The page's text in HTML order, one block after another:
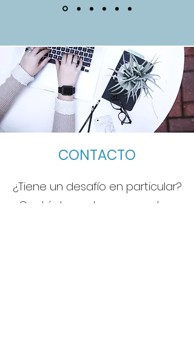
CONTACTO
¿Tiene un desafío en particular?
Contáctenos hoy para saber